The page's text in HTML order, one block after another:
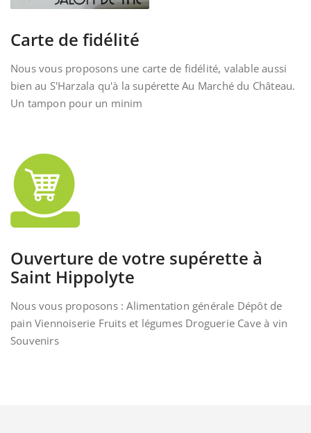
Carte de fidélité
Nous vous proposons une carte de fidélité, valable aussi
bien au S'Harzala qu'à la supérette Au Marché du Château.
Un tampon pour un minim
Ouverture de votre supérette à
Saint Hippolyte
Nous vous proposons : Alimentation générale Dépôt de
pain Viennoiserie Fruits et légumes Droguerie Cave à vin
Souvenirs